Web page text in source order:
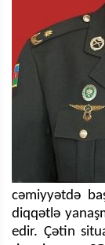
cəmiyyətdə
diqqətlə
edir. Çətin